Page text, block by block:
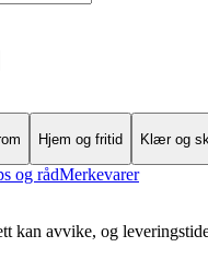
Hjem og fritid Klær og
og rådMerkevarer
kan avvike, og